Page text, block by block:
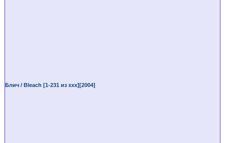
Блич / Bleach [1-231 из ххх][2004]